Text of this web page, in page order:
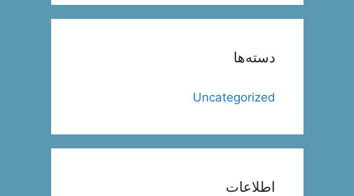
دسته‌ها
Uncategorized
اطلاعات